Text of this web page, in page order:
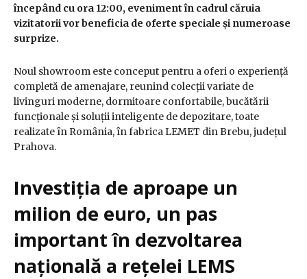
începând cu ora 12:00, eveniment în cadrul căruia
vizitatorii vor beneficia de oferte speciale și numeroase
surprize.
Noul showroom este conceput pentru a oferi o experiență
completă de amenajare, reunind colecții variate de
livinguri moderne, dormitoare confortabile, bucătării
funcționale și soluții inteligente de depozitare, toate
realizate în România, în fabrica LEMET din Brebu, județul
Prahova.
Investiția de aproape un
milion de euro, un pas
important în dezvoltarea
națională a rețelei LEMS